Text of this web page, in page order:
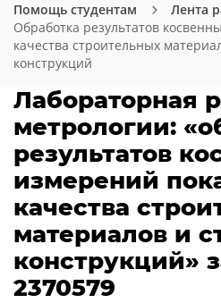
Помощь студентам
Лента
Обработка результатов
качества строительных
конструкций
Лабораторная
метрологии:
результатов
измерений
качества
материалов и
конструкций»
2370579